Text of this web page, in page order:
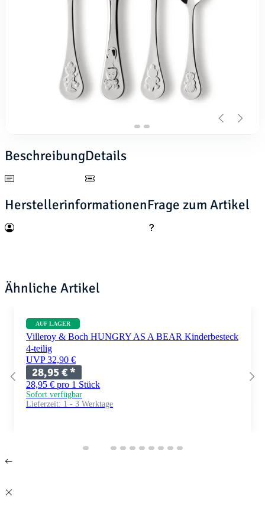
BeschreibungDetails
HerstellerinformationenFrage zum Artikel
Ähnliche Artikel
AUF LAGER
Villeroy & Boch HUNGRY AS A BEAR Kinderbesteck
4-teilig
UVP 32,90 €
28,95 €*
28,95 € pro 1 Stück
Sofort verfügbar
Lieferzeit: 1 - 3 Werktage